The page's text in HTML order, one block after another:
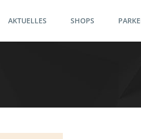
AKTUELLES SHOPS